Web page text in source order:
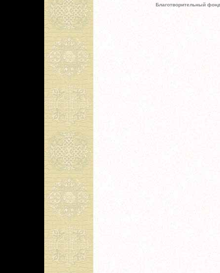
Благотворительный